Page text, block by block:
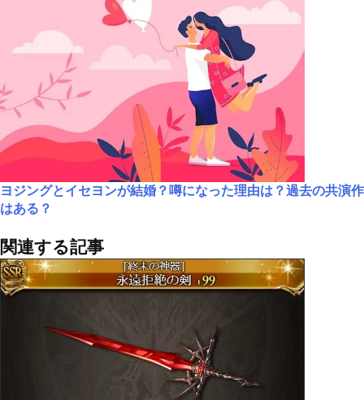
ヨジングとイセヨンが結婚？噂になった理由は？過去の共演作
はある？
関連する記事